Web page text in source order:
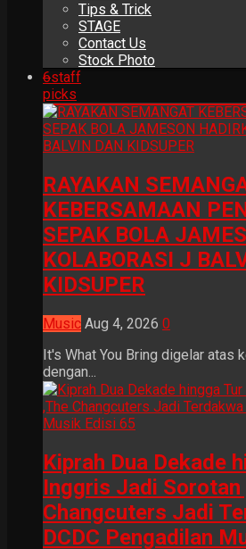
Tips & Trick
STAGE
Contact Us
Stock Photo
6staff
picks
RAYAKAN
KEBERSAMAAN
SEPAK BOLA
KOLABORASI J
KIDSUPER
Music Aug 4, 2026 0
It's What You Bring digelar atas
dengan...
Kiprah Dua Dekade
Inggris Jadi Sorotan
Changcuters Jadi
DCDC Pengadilan